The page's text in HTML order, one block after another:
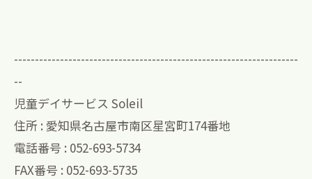
--------------------------------------------------------------------
--
児童デイサービス Soleil
住所 : 愛知県名古屋市南区星宮町174番地
電話番号 : 052-693-5734
FAX番号 : 052-693-5735